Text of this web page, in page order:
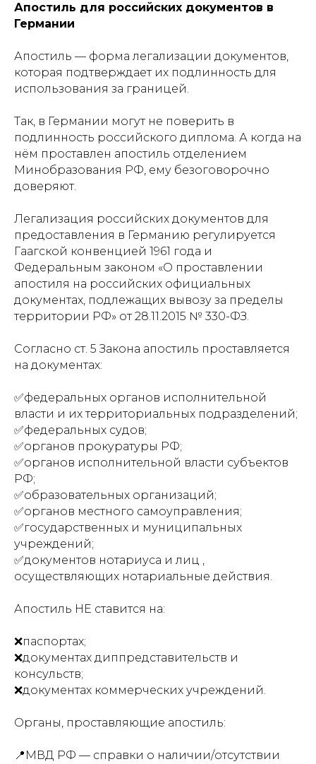
Апостиль для российских документов в
Германии
Апостиль — форма легализации документов,
которая подтверждает их подлинность для
использования за границей.
Так, в Германии могут не поверить в
подлинность российского диплома. А когда на
нём проставлен апостиль отделением
Минобразования РФ, ему безоговорочно
доверяют.
Легализация российских документов для
предоставления в Германию регулируется
Гаагской конвенцией 1961 года и
Федеральным законом «О проставлении
апостиля на российских официальных
документах, подлежащих вывозу за пределы
территории РФ» от 28.11.2015 № 330-ФЗ.
Согласно ст. 5 Закона апостиль проставляется
на документах:
✅федеральных органов исполнительной
власти и их территориальных подразделений;
✅федеральных судов;
✅органов прокуратуры РФ;
✅органов исполнительной власти субъектов
РФ;
✅образовательных организаций;
✅органов местного самоуправления;
✅государственных и муниципальных
учреждений;
✅документов нотариуса и лиц ,
осуществляющих нотариальные действия.
Апостиль НЕ ставится на:
❌паспортах;
❌документах диппредставительств и
консульств;
❌документах коммерческих учреждений.
Органы, проставляющие апостиль:
📍МВД РФ — справки о наличии/отсутствии